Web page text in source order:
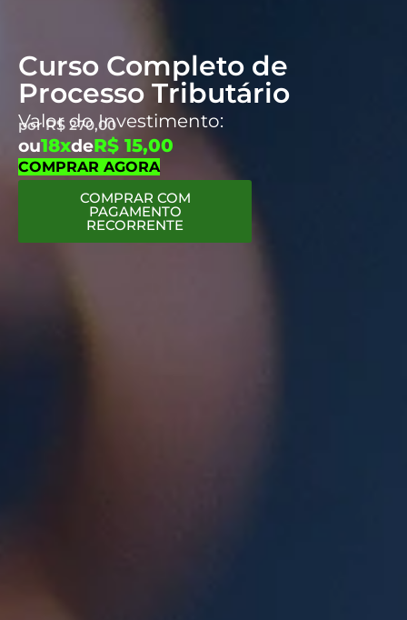
Curso Completo de
Processo Tributário
Valor do Investimento:
porR$ 270,00
ou18xdeR$ 15,00
COMPRAR AGORA
COMPRAR COM
PAGAMENTO
RECORRENTE